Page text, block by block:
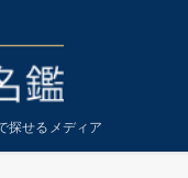
探せるメディア